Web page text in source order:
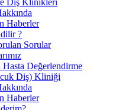
Haberler
?
Sorular
Hasta Değerlendirme
Diş) Kliniği
Haberler